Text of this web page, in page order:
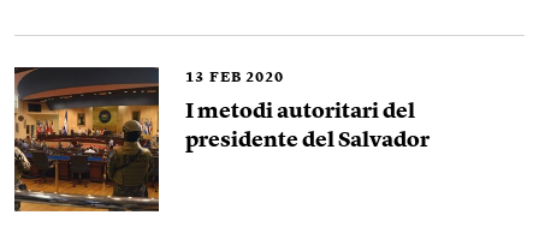
13 FEB 2020
I metodi autoritari del
presidente del Salvador